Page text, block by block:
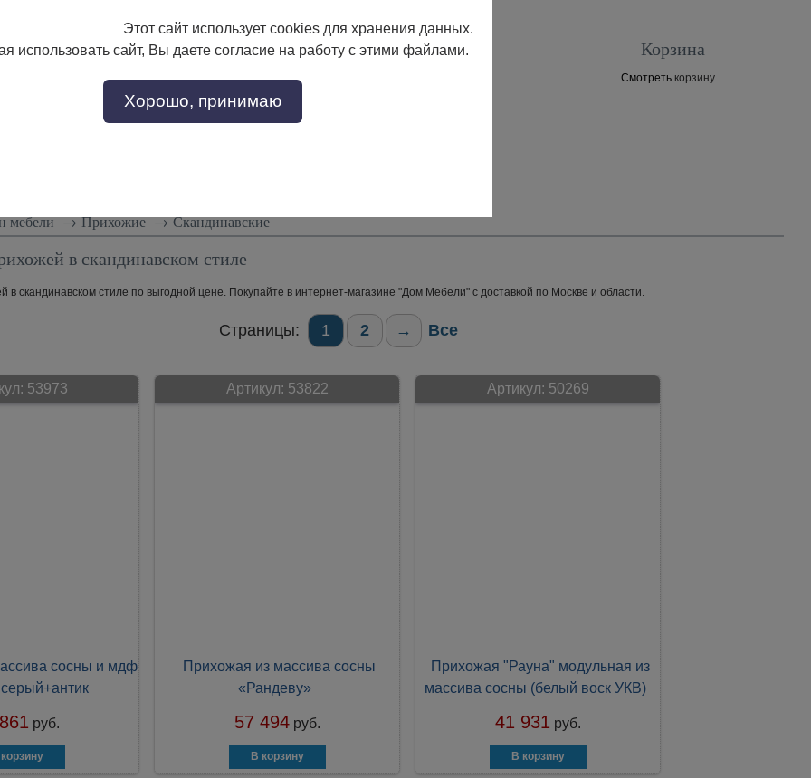
17-89
с 9:00 до 18:00
Заказать звонок
Корзина
Смотреть корзину.
мебели→ Прихожие→ Скандинавские
в скандинавском стиле
в скандинавском стиле по выгодной цене. Покупайте в интернет-магазине "Дом Мебели" с доставкой по Москве и области.
Страницы: 1 2 → Все
53973
сосны и мдф
руб.
Артикул: 53822
Прихожая из массива сосны
«Рандеву»
57 494 руб.
Артикул: 50269
Прихожая "Рауна" модульная из
массива сосны (белый воск УКВ)
41 931 руб.
Этот сайт использует cookies для хранения данных.
использовать сайт, Вы даете согласие на работу с этими файлами.
Хорошо, принимаю